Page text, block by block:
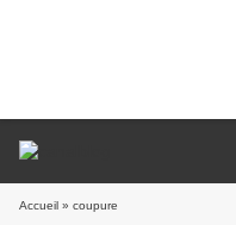
Accueil » coupure